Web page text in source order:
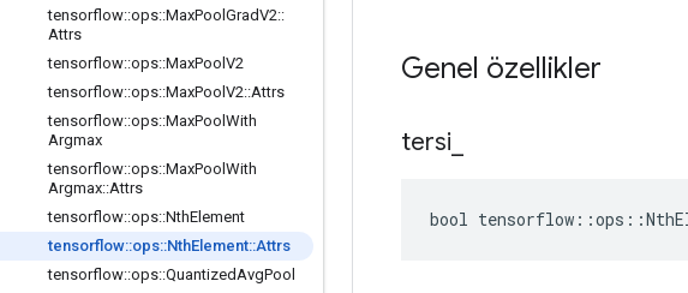
tensorflow::ops::MaxPool GradV2::
Attrs
tensorflow::ops::MaxPool V2
tensorflow::ops::MaxPool V2::Attrs
tensorflow::ops::MaxPool With
Argmax
tensorflow::ops::MaxPool With
Argmax::Attrs
tensorflow::ops::NthElement
tensorflow::ops::NthElement::Attrs
tensorflow::ops::QuantizedAvgPool
Genel özellikler
tersi
bool